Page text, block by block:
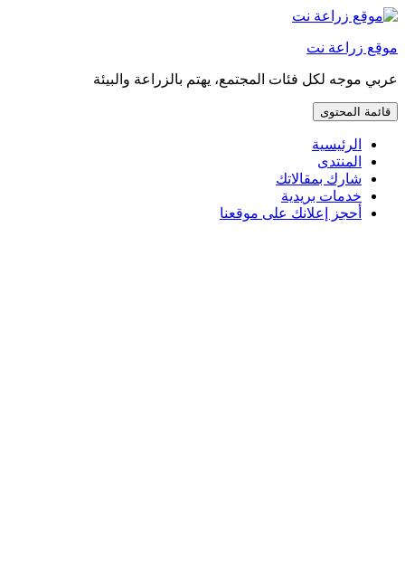
إذهب
إلى
موقع زراعة نت
عربي موجه لكل فئات المجتمع، يهتم بالزراعة والبيئة
قائمة المحتوى
الرئيسية
المنتدى
شارك بمقالاتك
خدمات بريدية
أحجز إعلانك على موقعنا